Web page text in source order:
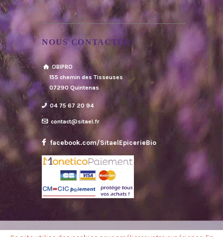
NOUS CONTACTER
OBIPRO
155 chemin des Tisseuses
07290 Quintenas
04 75 67 20 94
contact@sitael.fr
facebook.com/SitaelEpicerieBio